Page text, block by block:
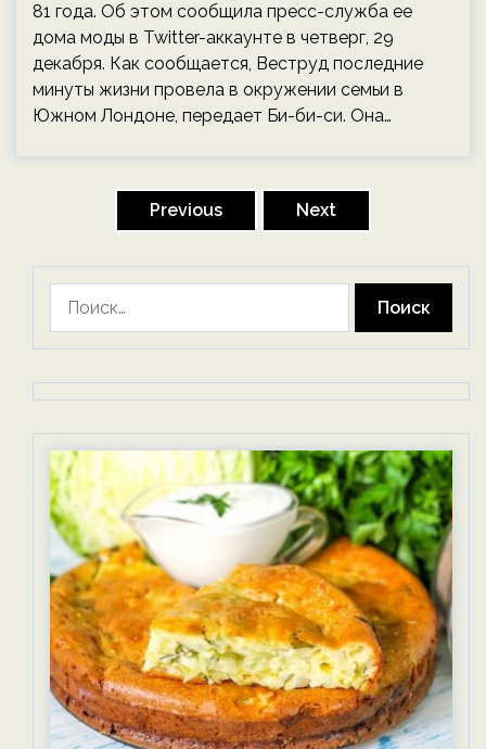
81 года. Об этом сообщила пресс-служба ее
дома моды в Twitter-аккаунте в четверг, 29
декабря. Как сообщается, Веструд последние
минуты жизни провела в окружении семьи в
Южном Лондоне, передает Би-би-си. Она…
Previous Next